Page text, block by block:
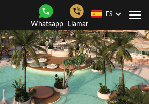
Whatsapp Llamar
ES